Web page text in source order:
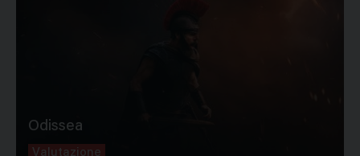
Odissea
Valutazione